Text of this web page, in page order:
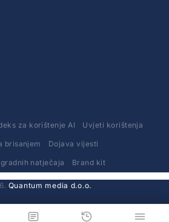
za korištenje AI Uvjeti korištenja
brisanjem Dojava vijesti
natječaja Brand kit
Quantum media d.o.o.